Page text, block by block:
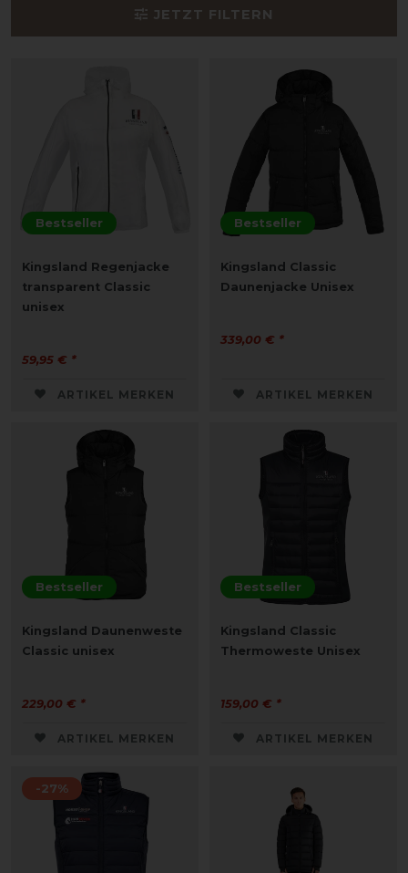
JETZT FILTERN
Bestseller
Kingsland Regenjacke
transparent Classic
unisex
59,95 € *
ARTIKEL MERKEN
Bestseller
Kingsland Classic
Daunenjacke Unisex
339,00 € *
ARTIKEL MERKEN
Bestseller
Kingsland Daunenweste
Classic unisex
229,00 € *
ARTIKEL MERKEN
Bestseller
Kingsland Classic
Thermoweste Unisex
159,00 € *
ARTIKEL MERKEN
-27%